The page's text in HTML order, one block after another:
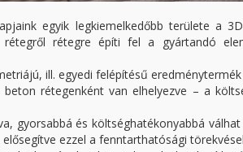
egyik legkiemelkedőbb területe a
rétegre építi fel a gyártandó
ill. egyedi felépítésű
rétegenként van elhelyezve – a
gyorsabbá és költséghatékonyabbá
ezzel a fenntarthatósági